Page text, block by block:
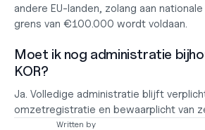
andere EU-landen, zolang aan
grens van €100.000 wordt voldaan.
Moet ik nog administratie
KOR?
Ja. Volledige administratie blijft
omzetregistratie en bewaarplicht van
Written by